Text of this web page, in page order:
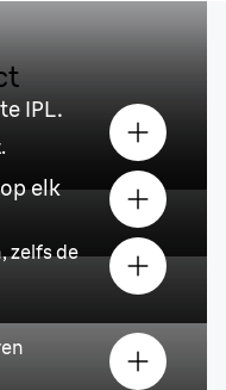
IPL.
elk
zelfs de